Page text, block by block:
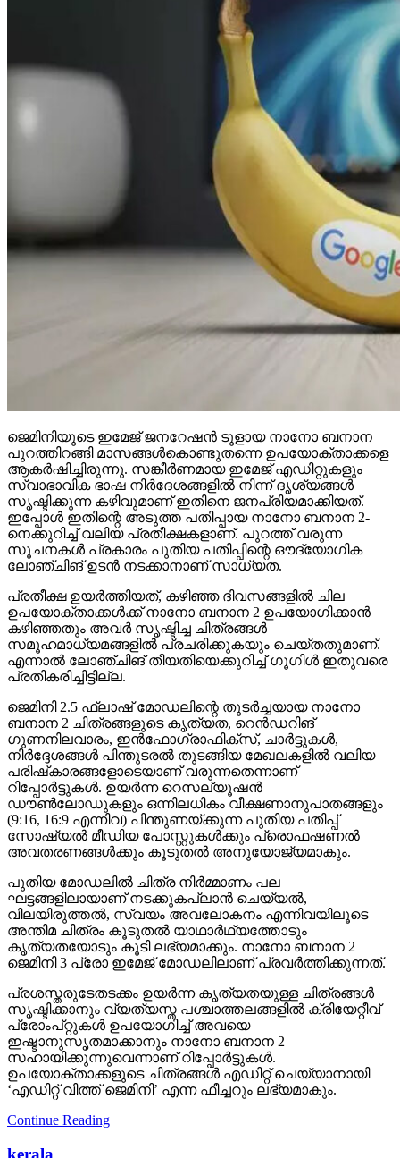
ജെമിനിയുടെ ഇമേജ് ജനറേഷന്‍ ടൂളായ നാനോ ബനാന
പുറത്തിറങ്ങി മാസങ്ങള്‍കൊണ്ടുതന്നെ ഉപയോക്താക്കളെ
ആകര്‍ഷിച്ചിരുന്നു. സങ്കീര്‍ണമായ ഇമേജ് എഡിറ്റുകളും
സ്വാഭാവിക ഭാഷ നിര്‍ദേശങ്ങളില്‍ നിന്ന് ദൃശ്യങ്ങള്‍
സൃഷ്ടിക്കുന്ന കഴിവുമാണ് ഇതിനെ ജനപ്രിയമാക്കിയത്.
ഇപ്പോള്‍ ഇതിന്റെ അടുത്ത പതിപ്പായ നാനോ ബനാന 2-
നെക്കുറിച്ച് വലിയ പ്രതീക്ഷകളാണ്. പുറത്ത് വരുന്ന
സൂചനകള്‍ പ്രകാരം പുതിയ പതിപ്പിന്റെ ഔദ്യോഗിക
ലോഞ്ചിങ് ഉടന്‍ നടക്കാനാണ് സാധ്യത.
പ്രതീക്ഷ ഉയര്‍ത്തിയത്, കഴിഞ്ഞ ദിവസങ്ങളില്‍ ചില
ഉപയോക്താക്കള്‍ക്ക് നാനോ ബനാന 2 ഉപയോഗിക്കാന്‍
കഴിഞ്ഞതും അവര്‍ സൃഷ്ടിച്ച ചിത്രങ്ങള്‍
സമൂഹമാധ്യമങ്ങളില്‍ പ്രചരിക്കുകയും ചെയ്തതുമാണ്.
എന്നാല്‍ ലോഞ്ചിങ് തീയതിയെക്കുറിച്ച് ഗൂഗിള്‍ ഇതുവരെ
പ്രതികരിച്ചിട്ടില്ല.
ജെമിനി 2.5 ഫ്‌ലാഷ് മോഡലിന്റെ തുടര്‍ച്ചയായ നാനോ
ബനാന 2 ചിത്രങ്ങളുടെ കൃത്യത, റെന്‍ഡറിങ്
ഗുണനിലവാരം, ഇന്‍ഫോഗ്രാഫിക്സ്, ചാര്‍ട്ടുകള്‍,
നിര്‍ദ്ദേശങ്ങള്‍ പിന്തുടരല്‍ തുടങ്ങിയ മേഖലകളില്‍ വലിയ
പരിഷ്‌കാരങ്ങളോടെയാണ് വരുന്നതെന്നാണ്
റിപ്പോര്‍ട്ടുകള്‍. ഉയര്‍ന്ന റെസല്യൂഷന്‍
ഡൗണ്‍ലോഡുകളും ഒന്നിലധികം വീക്ഷണാനുപാതങ്ങളും
(9:16, 16:9 എന്നിവ) പിന്തുണയ്ക്കുന്ന പുതിയ പതിപ്പ്
സോഷ്യല്‍ മീഡിയ പോസ്റ്റുകള്‍ക്കും പ്രൊഫഷണല്‍
അവതരണങ്ങള്‍ക്കും കൂടുതല്‍ അനുയോജ്യമാകും.
പുതിയ മോഡലില്‍ ചിത്ര നിര്‍മ്മാണം പല
ഘട്ടങ്ങളിലായാണ് നടക്കുകപ്ലാന്‍ ചെയ്യല്‍,
വിലയിരുത്തല്‍, സ്വയം അവലോകനം എന്നിവയിലൂടെ
അന്തിമ ചിത്രം കൂടുതല്‍ യാഥാര്‍ഥ്യത്തോടും
കൃത്യതയോടും കൂടി ലഭ്യമാക്കും. നാനോ ബനാന 2
ജെമിനി 3 പ്രോ ഇമേജ് മോഡലിലാണ് പ്രവര്‍ത്തിക്കുന്നത്.
പ്രശസ്തരുടേതടക്കം ഉയര്‍ന്ന കൃത്യതയുള്ള ചിത്രങ്ങള്‍
സൃഷ്ടിക്കാനും വ്യത്യസ്ത പശ്ചാത്തലങ്ങളില്‍ ക്രിയേറ്റീവ്
പ്രോംപ്റ്റുകള്‍ ഉപയോഗിച്ച് അവയെ
ഇഷ്ടാനുസൃതമാക്കാനും നാനോ ബനാന 2
സഹായിക്കുന്നുവെന്നാണ് റിപ്പോര്‍ട്ടുകള്‍.
ഉപയോക്താക്കളുടെ ചിത്രങ്ങള്‍ എഡിറ്റ് ചെയ്യാനായി
‘എഡിറ്റ് വിത്ത് ജെമിനി’ എന്ന ഫീച്ചറും ലഭ്യമാകും.
Continue Reading
kerala